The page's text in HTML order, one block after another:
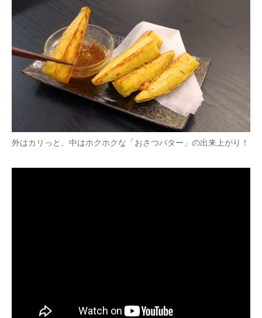
外はカリっと、中はホクホクな「おさつバター」の出来上がり！